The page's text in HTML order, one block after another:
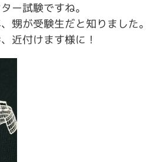
ー試験ですね。
甥が受験生だと知りました。
近付けます様に！